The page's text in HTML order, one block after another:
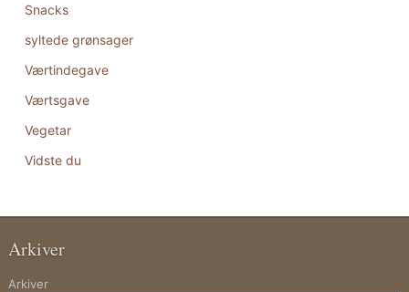
Snacks
syltede grønsager
Værtindegave
Værtsgave
Vegetar
Vidste du
Arkiver
Arkiver